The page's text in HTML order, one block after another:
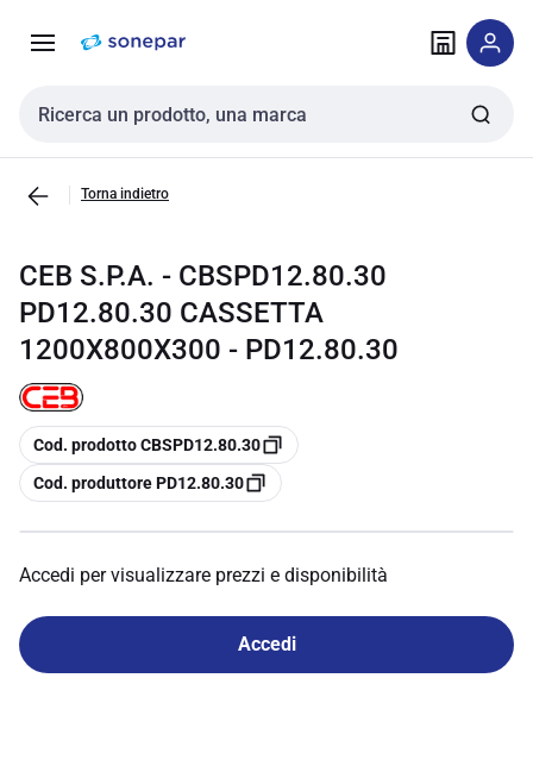
navigazione alla
Cerca input
Torna indietro
CEB S.P.A. - CBSPD12.80.30
PD12.80.30 CASSETTA
1200X800X300 - PD12.80.30
copia
Cod. prodotto CBSPD12.80.30
copia
Cod. produttore PD12.80.30
Accedi per visualizzare prezzi e disponibilità
Accedi